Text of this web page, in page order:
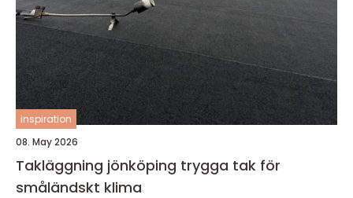
inspiration
08. May 2026
Takläggning jönköping trygga tak för
småländskt klima